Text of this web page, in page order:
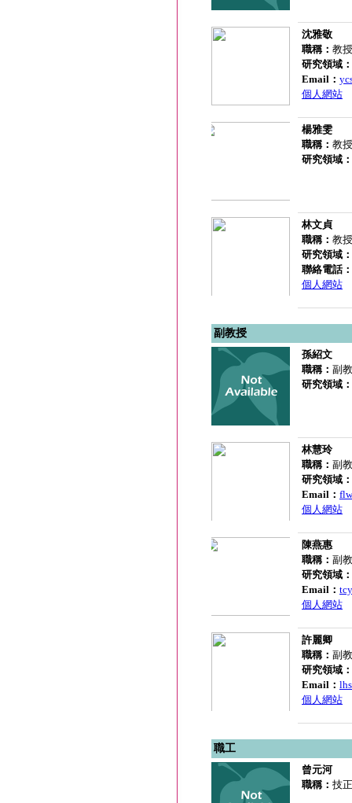
沈雅敬
職稱： 教
研究領域：
Email：
個人網站
楊雅雯
職稱： 教授
研究領域：
林文貞
職稱： 教
研究領域：
聯絡電話：
個人網站
副教授
孫紹文
職稱： 副
研究領域：
林慧玲
職稱： 副
研究領域：
Email：
個人網站
陳燕惠
職稱： 副
研究領域：
Email：
個人網站
許麗卿
職稱： 副
研究領域：
Email：
個人網站
職工
曾元河
職稱： 技正